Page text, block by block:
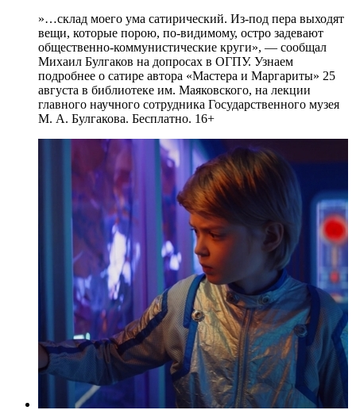
»…склад моего ума сатирический. Из-под пера выходят
вещи, которые порою, по-видимому, остро задевают
общественно-коммунистические круги», — сообщал
Михаил Булгаков на допросах в ОГПУ. Узнаем
подробнее о сатире автора «Мастера и Маргариты» 25
августа в библиотеке им. Маяковского, на лекции
главного научного сотрудника Государственного музея
М. А. Булгакова. Бесплатно. 16+